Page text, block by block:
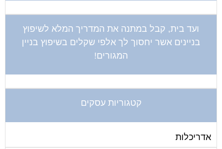
ועד בית, קבל במתנה את המדריך המלא לשיפוץ
בניינים אשר יחסוך לך אלפי שקלים בשיפוץ בניין
המגורים!
קטגוריות עסקים
אדריכלות